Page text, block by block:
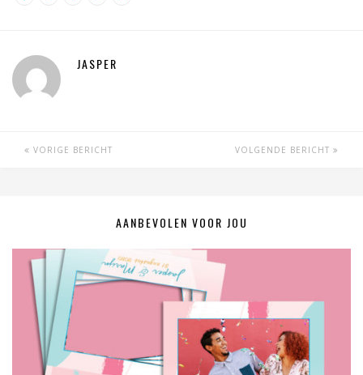
JASPER
VORIGE BERICHT VOLGENDE BERICHT
AANBEVOLEN VOOR JOU